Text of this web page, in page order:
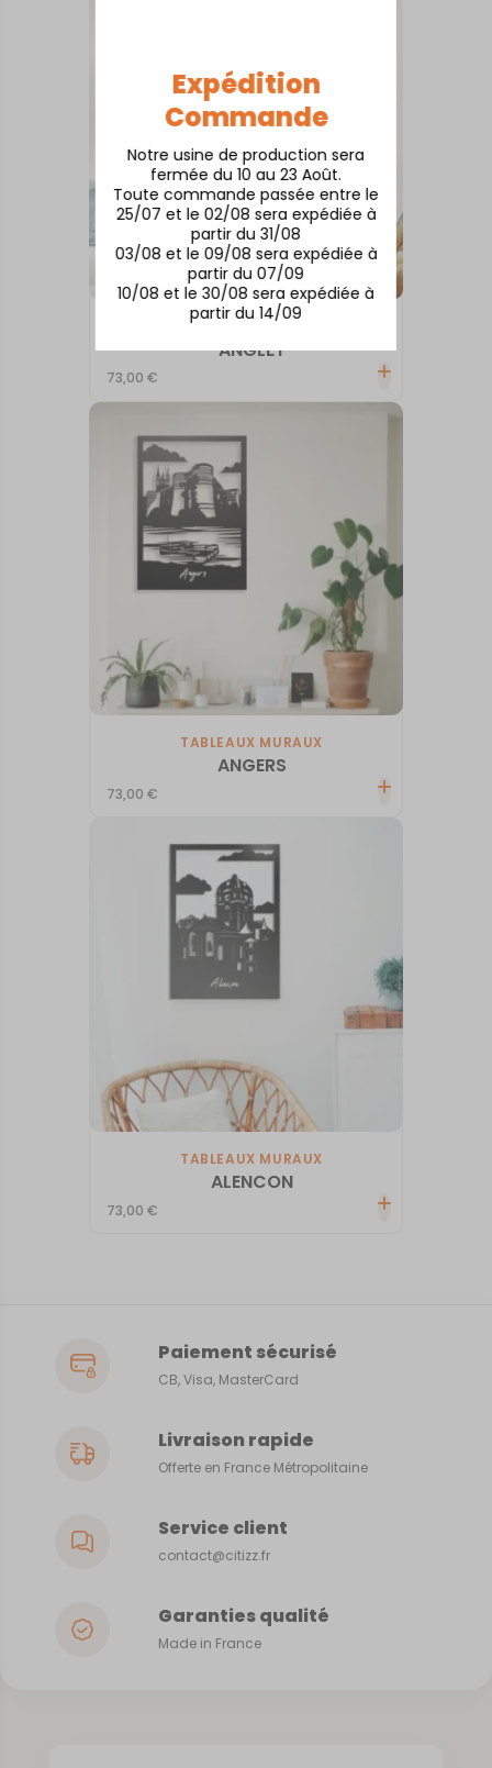
Expédition
Commande
Notre usine de production sera
fermée du 10 au 23 Août.
Toute commande passée entre le
25/07 et le 02/08 sera expédiée à
partir du 31/08
03/08 et le 09/08 sera expédiée à
partir du 07/09
10/08 et le 30/08 sera expédiée à
partir du 14/09
TABLEAUX MURAUX
ANGLET
73,00€
TABLEAUX MURAUX
ANGERS
73,00€
TABLEAUX MURAUX
ALENCON
73,00€
Paiement sécurisé
CB, Visa, MasterCard
Livraison rapide
Offerte en France Métropolitaine
Service client
contact@citizz.fr
Garanties qualité
Made in France